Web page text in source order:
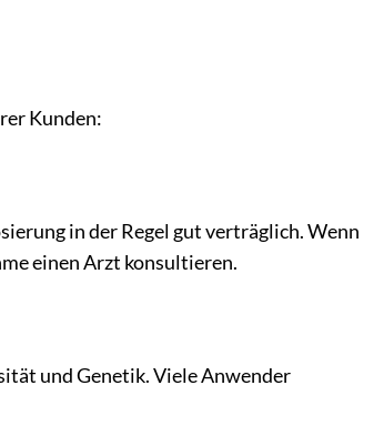
Kunden:
in der Regel gut verträglich. Wenn
einen Arzt konsultieren.
und Genetik. Viele Anwender